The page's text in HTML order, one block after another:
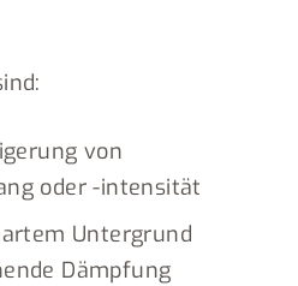
von
oder -intensität
Untergrund
Dämpfung